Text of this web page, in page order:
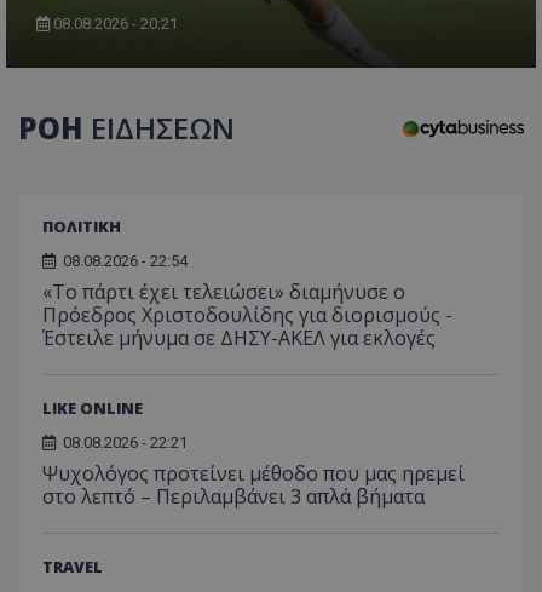
08.08.2026 - 20:21
ΡΟΗ ΕΙΔΗΣΕΩΝ
ΠΟΛΙΤΙΚΗ
08.08.2026 - 22:54
«Το πάρτι έχει τελειώσει» διαμήνυσε ο
Πρόεδρος Χριστοδουλίδης για διορισμούς -
Έστειλε μήνυμα σε ΔΗΣΥ-ΑΚΕΛ για εκλογές
LIKE ONLINE
08.08.2026 - 22:21
Ψυχολόγος προτείνει μέθοδο που μας ηρεμεί
στο λεπτό – Περιλαμβάνει 3 απλά βήματα
TRAVEL